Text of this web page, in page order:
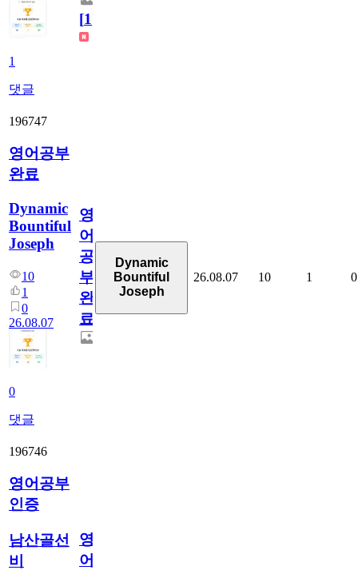
1
댓글
[1]
196747
영어공부
완료
Dynamic
Bountiful
Joseph
10
1
0
26.08.07
0
댓글
영
어
공
부
완
료
Dynamic
Bountiful
Joseph
26.08.07 10 1 0
196746
영어공부
인증
남산골선
비
영
어